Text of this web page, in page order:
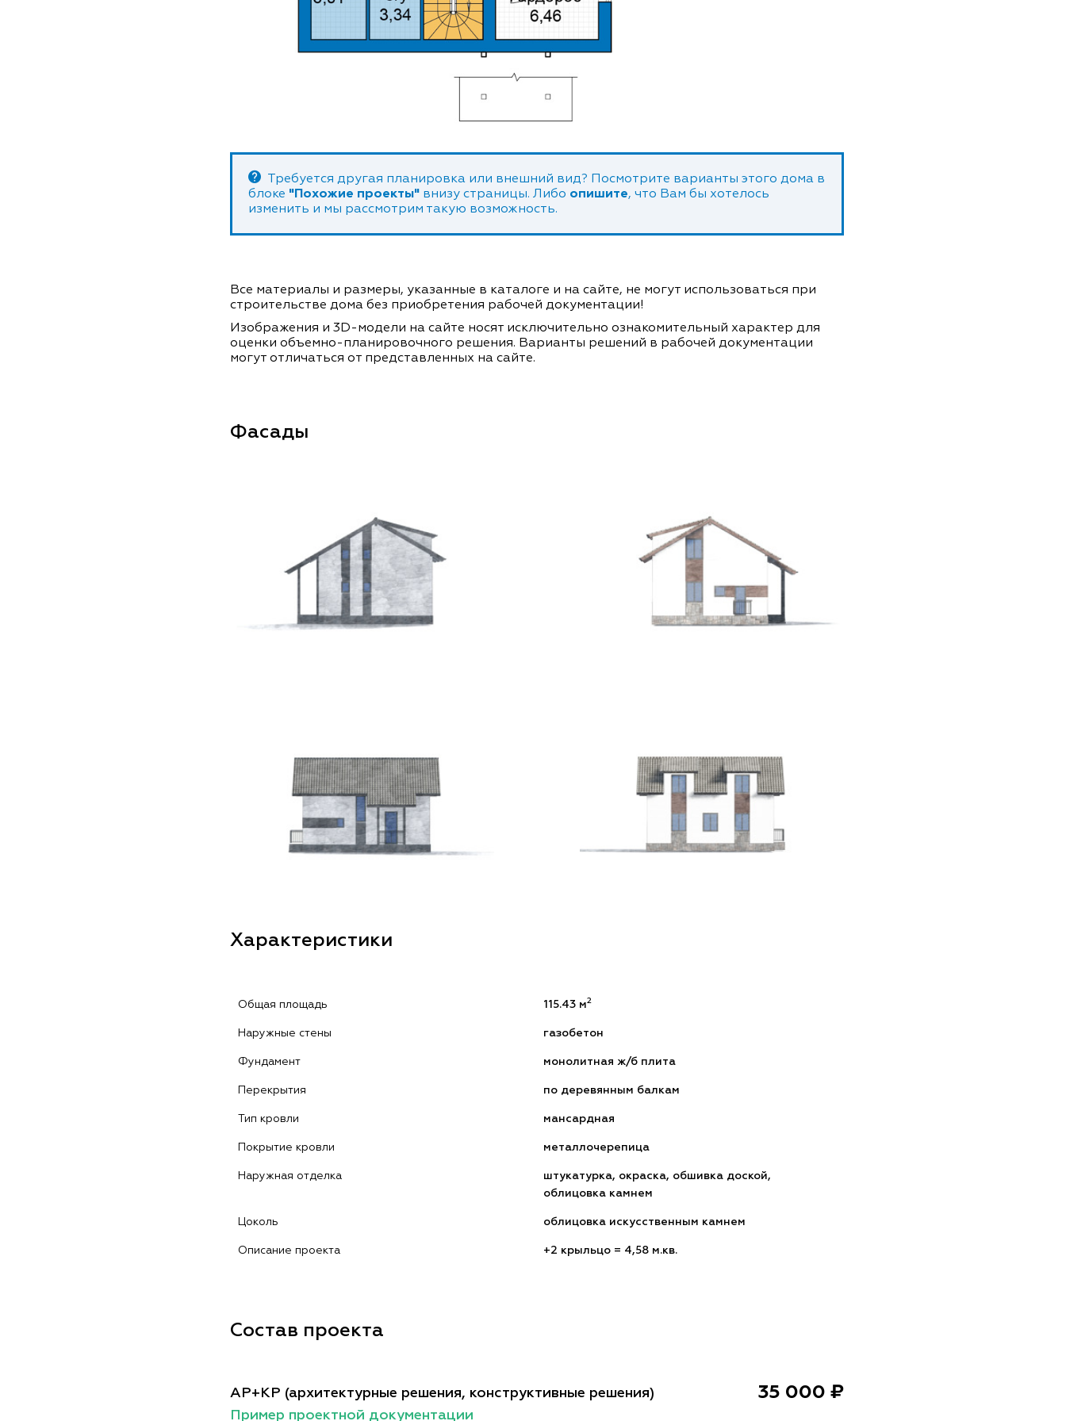
Требуется другая планировка или внешний вид? Посмотрите варианты этого дома в
блоке "Похожие проекты" внизу страницы. Либо опишите, что Вам бы хотелось
изменить и мы рассмотрим такую возможность.
Все материалы и размеры, указанные в каталоге и на сайте, не могут использоваться при
строительстве дома без приобретения рабочей документации!
Изображения и 3D-модели на сайте носят исключительно ознакомительный характер для
оценки объемно-планировочного решения. Варианты решений в рабочей документации
могут отличаться от представленных на сайте.
Фасады
Характеристики
Общая площадь 115.43 м2
Наружные стены газобетон
Фундамент монолитная ж/б плита
Перекрытия по деревянным балкам
Тип кровли мансардная
Покрытие кровли металлочерепица
Наружная отделка
штукатурка, окраска, обшивка доской,
облицовка камнем
Цоколь облицовка искусственным камнем
Описание проекта +2 крыльцо = 4,58 м.кв.
Состав проекта
АР+КР (архитектурные решения, конструктивные решения)
Пример проектной документации
35 000 ₽